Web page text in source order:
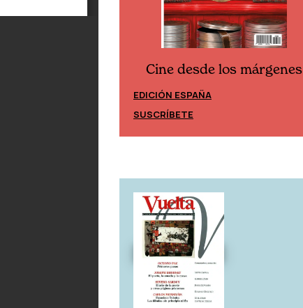
Cine desde los márgenes
EDICIÓN ESPAÑA
SUSCRÍBETE